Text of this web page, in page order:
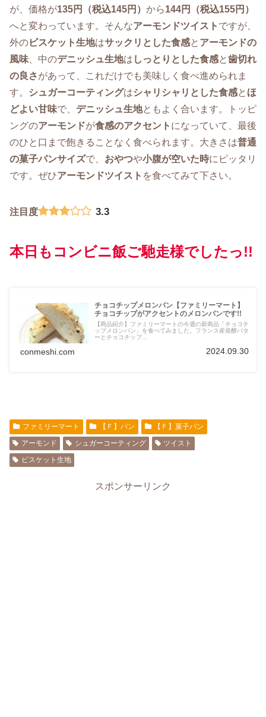
が、価格が135円（税込145円） から144円（税込155円）
へと変わっています。そんなアーモンドツイスト ですが、
外のビスケット生地はサックリとした食感と アーモンドの
風味 、中のデニッシュ生地は しっとりとした食感と歯切れ
の良さがあって、これだけでも美味しく食べ進められま
す。
シュガーコーティングはシャリシャリとした食感と ほ
どよい甘味で、 デニッシュ生地ともよく合います。トッピ
ングのアーモンドが食感のアクセント になっていて、最後
のひと口まで飽きることなく食べられます。大きさは普通
の菓子パンサイズで、 おやつや小腹が空いた時にピッタリ
です。ぜひアーモンドツイスト を食べてみて下さい。
注目度 3.3
本日もコンビニ飯ご馳走様でしたっ!!
チョコチップメロンパン【ファミリーマート】
チョコチップがアクセントのメロンパンです!!
【商品紹介】ファミリーマートの今週の新商品「チョコチ
ップメロンパン」を食べてみました。フランス産発酵バタ
ーとチョコチップ...
conmeshi.com 2024.09.30
ファミリーマート 【Ｆ】パン
【Ｆ】菓子パン
アーモンド
シュガーコーティング
ツイスト
ビスケット生地
スポンサーリンク